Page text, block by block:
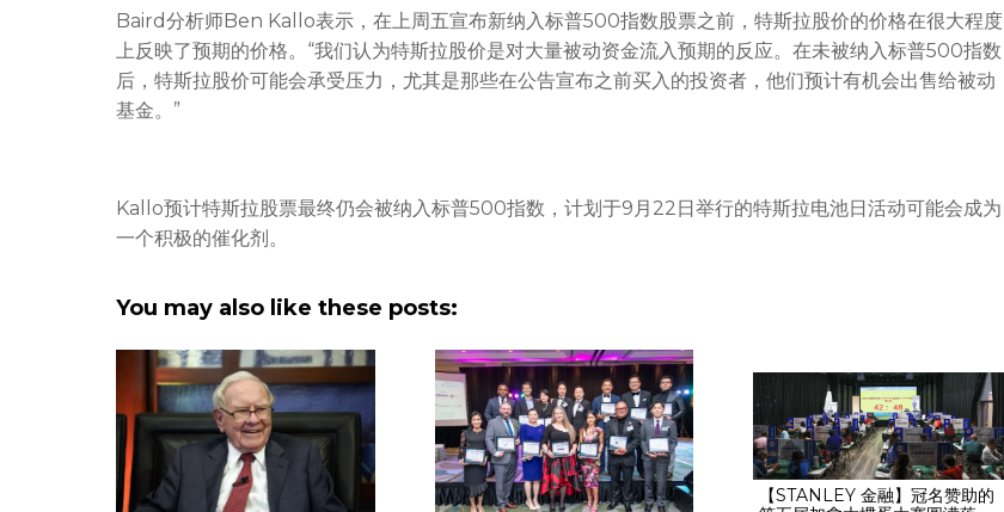
Baird分析师Ben Kallo表示，在上周五宣布新纳入标普500指数股票之前，特斯拉股价的价格在很大程度
上反映了预期的价格。“我们认为特斯拉股价是对大量被动资金流入预期的反应。在未被纳入标普500指数
后，特斯拉股价可能会承受压力，尤其是那些在公告宣布之前买入的投资者，他们预计有机会出售给被动
基金。”
Kallo预计特斯拉股票最终仍会被纳入标普500指数，计划于9月22日举行的特斯拉电池日活动可能会成为
一个积极的催化剂。
You may also like these posts:
【STANLEY 金融】冠名赞助的